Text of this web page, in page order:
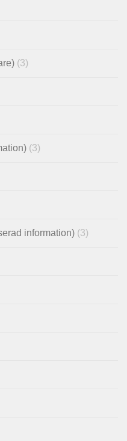
(3)
(3)
information) (3)